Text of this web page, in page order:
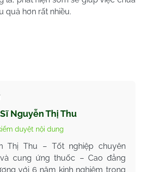
quả hơn rất nhiều.
Nguyễn Thị Thu
duyệt nội dung
Thị Thu – Tốt nghiệp chuyên
cung ứng thuốc – Cao đẳng
với 6 năm kinh nghiệm trong